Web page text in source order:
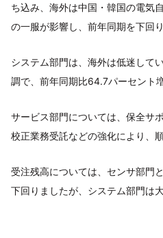
ち込み、海外は中国・韓国の電気
の一服が影響し、前年同期を下回り
システム部門は、海外は低迷して
調で、前年同期比64.7パーセント
サービス部門については、保全サ
校正業務受託などの強化により、
受注残高については、センサ部門
下回りましたが、システム部門は